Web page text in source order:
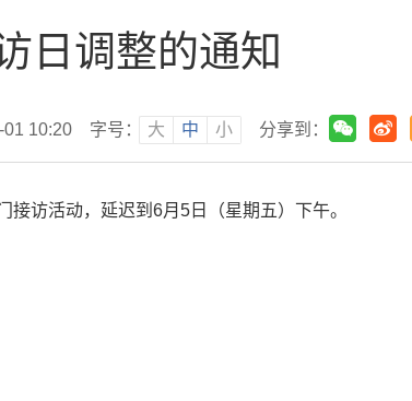
日调整的通知
01 10:20 字号： 大 中 小 分享到：
访活动，延迟到6月5日（星期五）下午。